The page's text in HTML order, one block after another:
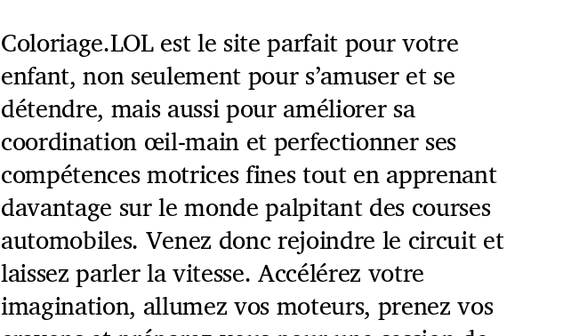
Coloriage.LOL est le site parfait pour votre
enfant, non seulement pour s’amuser et se
détendre, mais aussi pour améliorer sa
coordination œil-main et perfectionner ses
compétences motrices fines tout en apprenant
davantage sur le monde palpitant des courses
automobiles. Venez donc rejoindre le circuit et
laissez parler la vitesse. Accélérez votre
imagination, allumez vos moteurs, prenez vos